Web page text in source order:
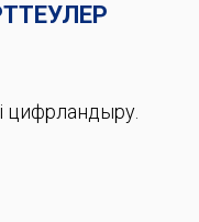
цифрландыру.